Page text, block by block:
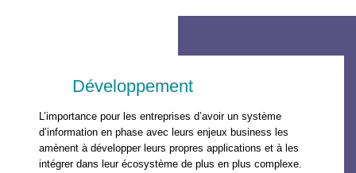
Développement
L’importance pour les entreprises d’avoir un système
d’information en phase avec leurs enjeux business les
amènent à développer leurs propres applications et à les
intégrer dans leur écosystème de plus en plus complexe.